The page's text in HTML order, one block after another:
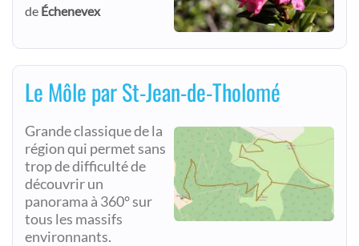
de Échenevex
Le Môle par St-Jean-de-Tholomé
Grande classique de la
région qui permet sans
trop de difficulté de
découvrir un
panorama à 360° sur
tous les massifs
environnants.